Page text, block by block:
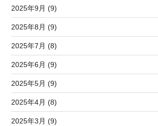
2025年9月 (9)
2025年8月 (9)
2025年7月 (8)
2025年6月 (9)
2025年5月 (9)
2025年4月 (8)
2025年3月 (9)